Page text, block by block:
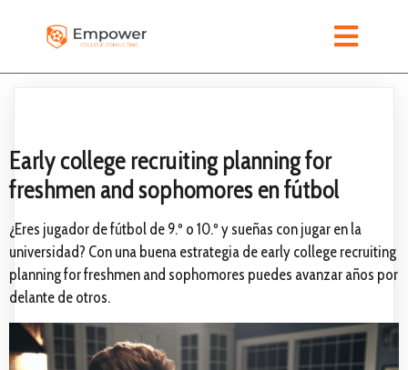
Early college recruiting planning for
freshmen and sophomores en fútbol
¿Eres jugador de fútbol de 9.º o 10.º y sueñas con jugar en la
universidad? Con una buena estrategia de early college recruiting
planning for freshmen and sophomores puedes avanzar años por
delante de otros.